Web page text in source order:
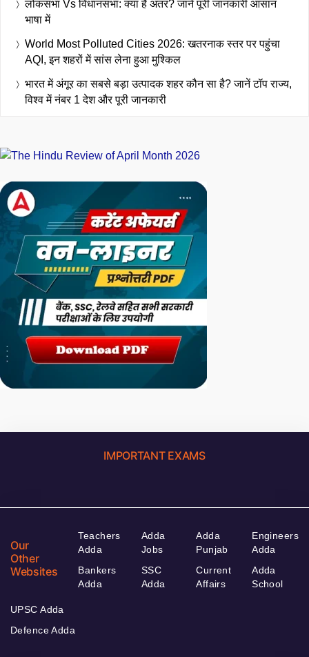
लोकसभा Vs विधानसभा: क्या है अंतर? जानें पूरी जानकारी आसान
भाषा में
World Most Polluted Cities 2026: खतरनाक स्तर पर पहुंचा
AQI, इन शहरों में सांस लेना हुआ मुश्किल
भारत में अंगूर का सबसे बड़ा उत्पादक शहर कौन सा है? जानें टॉप राज्य,
विश्व में नंबर 1 देश और पूरी जानकारी
IMPORTANT EXAMS
Our
Other
Websites
Teachers
Adda
Bankers
Adda
Adda
Jobs
SSC
Adda
Adda
Punjab
Current
Affairs
Engineers
Adda
Adda
School
UPSC Adda
Defence Adda